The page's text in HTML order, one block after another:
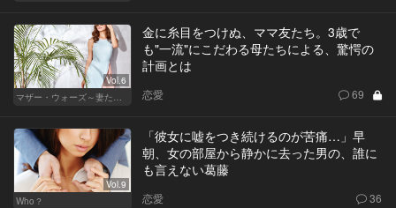
Vol.6
金に糸目をつけぬ、ママ友たち。3歳で
も"一流"にこだわる母たちによる、驚愕の
計画とは
恋愛 69
Vol.9
Who？
「彼女に嘘をつき続けるのが苦痛…」早
朝、女の部屋から静かに去った男の、誰に
も言えない葛藤
恋愛 36